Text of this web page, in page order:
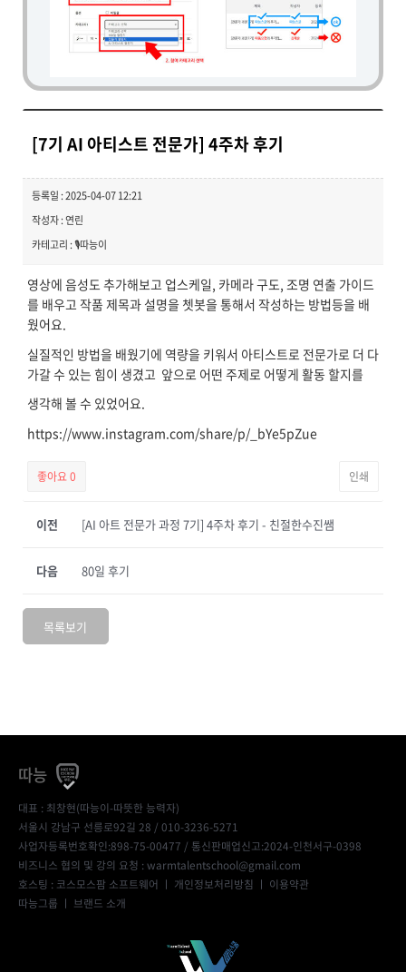
[7기 AI 아티스트 전문가] 4주차 후기
등록일 : 2025-04-07 12:21
작성자 : 연린
카테고리 : 🎙️따능이
영상에 음성도 추가해보고 업스케일, 카메라 구도, 조명 연출 가이드
를 배우고 작품 제목과 설명을 쳇봇을 통해서 작성하는 방법등을 배
웠어요.
실질적인 방법을 배웠기에 역량을 키워서 아티스트로 전문가로 더 다
가갈 수 있는 힘이 생겼고 앞으로 어떤 주제로 어떻게 활동 할지를
생각해 볼 수 있었어요.
https://www.instagram.com/share/p/_bYe5pZue
좋아요0 인쇄
이전 [AI 아트 전문가 과정 7기] 4주차 후기 - 친절한수진쌤
80일 후기
다음
목록보기
따능
대표 : 최창현(따능이-따뜻한 능력자)
서울시 강남구 선릉로92길 28 / 010-3236-5271
사업자등록번호확인:898-75-00477 / 통신판매업신고:2024-인천서구-0398
비즈니스 협의 및 강의 요청 : warmtalentschool@gmail.com
호스팅 : 코스모스팜 소프트웨어 ㅣ 개인정보처리방침 ㅣ 이용약관
따능그룹 ㅣ 브랜드 소개